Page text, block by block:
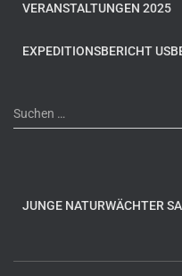
VERANSTALTUNGEN 2025
EXPEDITIONSBERICHT
S
u
c
Suchen …
JUNGE NATURWÄCHTER